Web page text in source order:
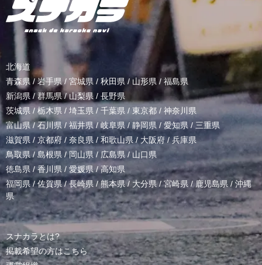
北海道
青森県 / 岩手県/ 宮城県 / 秋田県 / 山形県/ 福島県
新潟県 /群馬県/山梨県 / 長野県
茨城県 / 栃木県 / 埼玉県 / 千葉県 / 東京都 / 神奈川県
富山県 /石川県/福井県/岐阜県 / 静岡県 / 愛知県 / 三重県
滋賀県 / 京都府 / 奈良県 / 和歌山県/ 大阪府 /兵庫県
鳥取県/ 島根県 /岡山県/ 広島県 / 山口県
徳島県 /香川県 / 愛媛県/高知県
福岡県/佐賀県/長崎県 /熊本県/ 大分県/宮崎県 /鹿児島県 / 沖縄
県
スナカラとは?
掲載希望の方はこちら